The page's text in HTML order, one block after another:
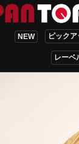
NEW ピック
レーベ